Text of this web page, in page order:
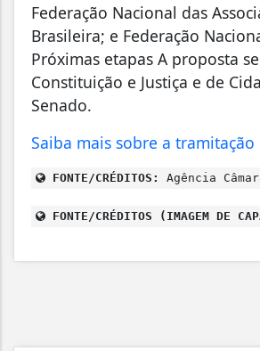
Federação Nacional das
Brasileira; e Federação
Próximas etapas A proposta
Constituição e Justiça e de
Senado.
Saiba mais sobre a
FONTE/CRÉDITOS: Agência
FONTE/CRÉDITOS (IMAGEM DE